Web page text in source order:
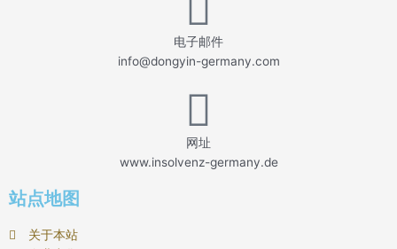
电子邮件
info@dongyin-germany.com
网址
www.insolvenz-germany.de
站点地图
关于本站